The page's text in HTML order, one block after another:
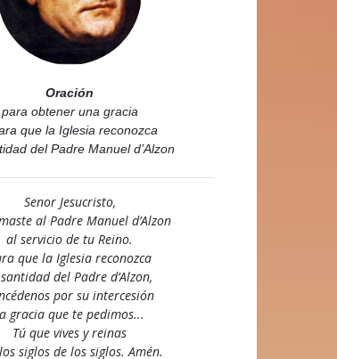
Oración
para obtener una gracia
que la Iglesia reconozca
del Padre Manuel d’Alzon
Senor Jesucristo,
al Padre Manuel d’Alzon
al servicio de tu Reino.
que la Iglesia reconozca
del Padre d’Alzon,
por su intercesión
gracia que te pedimos...
Tú que vives y reinas
siglos de los siglos. Amén.